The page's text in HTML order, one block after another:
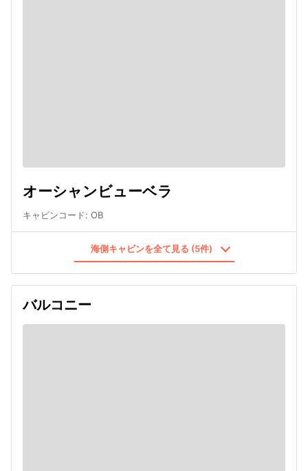
オーシャンビューベラ
キャビンコード: OB
海側キャビンを全て見る (5件)
バルコニー